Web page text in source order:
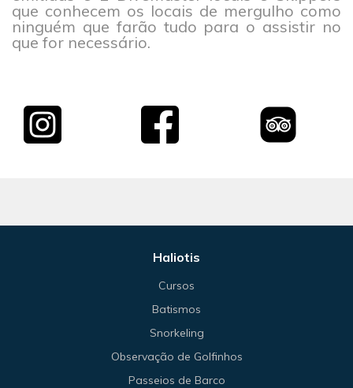
que conhecem os locais de mergulho como
ninguém que farão tudo para o assistir no
que for necessário.
Haliotis
Cursos
Batismos
Snorkeling
Observação de Golfinhos
Passeios de Barco